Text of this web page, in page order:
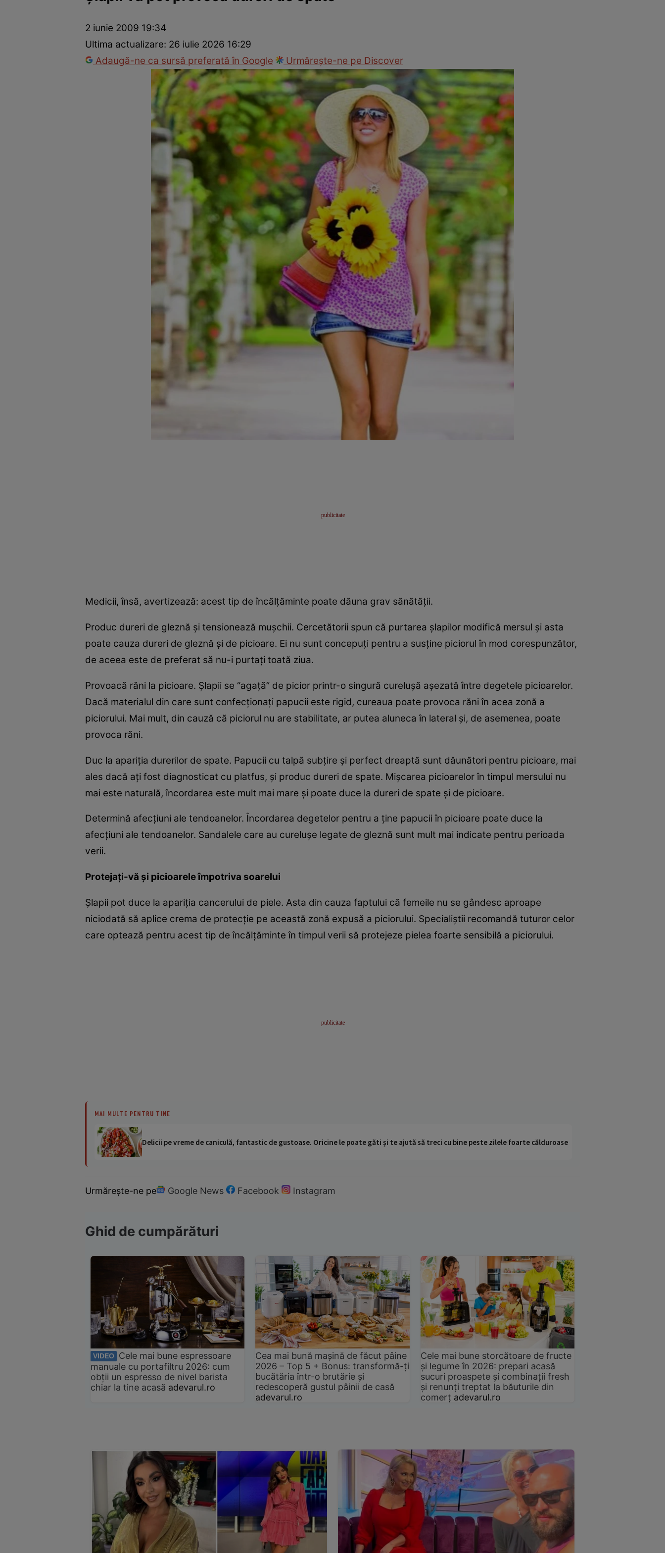
Prevenție și tratament Remedii naturisteMedicii răspund
2 iunie 2009 19:34
Ultima actualizare: 26 iulie 2026 16:29
Adaugă-ne ca sursă preferată în Google
Urmărește-ne pe Discover
Medicii, însă, avertizează: acest tip de încălţăminte poate dăuna grav sănătăţii.
Produc dureri de gleznă şi tensionează muşchii. Cercetătorii spun că purtarea şlapilor modifică mersul şi asta
poate cauza dureri de gleznă şi de picioare. Ei nu sunt concepuţi pentru a susţine piciorul în mod corespunzător,
de aceea este de preferat să nu-i purtaţi toată ziua.
Provoacă răni la picioare. Şlapii se “agaţă” de picior printr-o singură cureluşă aşezată între degetele picioarelor.
Dacă materialul din care sunt confecţionaţi papucii este rigid, cureaua poate provoca răni în acea zonă a
piciorului. Mai mult, din cauză că piciorul nu are stabilitate, ar putea aluneca în lateral şi, de asemenea, poate
provoca răni.
Duc la apariţia durerilor de spate. Papucii cu talpă subţire şi perfect dreaptă sunt dăunători pentru picioare, mai
ales dacă aţi fost diagnosticat cu platfus, şi produc dureri de spate. Mişcarea picioarelor în timpul mersului nu
mai este naturală, încordarea este mult mai mare şi poate duce la dureri de spate şi de picioare.
Determină afecţiuni ale tendoanelor. Încordarea degetelor pentru a ţine papucii în picioare poate duce la
afecţiuni ale tendoanelor. Sandalele care au cureluşe legate de gleznă sunt mult mai indicate pentru perioada
verii.
Protejaţi-vă şi picioarele împotriva soarelui
Şlapii pot duce la apariţia cancerului de piele. Asta din cauza faptului că femeile nu se gândesc aproape
niciodată să aplice crema de protecţie pe această zonă expusă a piciorului. Specialiştii recomandă tuturor celor
care optează pentru acest tip de încălţăminte în timpul verii să protejeze pielea foarte sensibilă a piciorului.
MAI MULTE PENTRU TINE
Delicii pe vreme de caniculă, fantastic de gustoase. Oricine le poate găti și te ajută să treci cu bine peste zilele foarte călduroase
Urmărește-ne pe Google News Facebook Instagram
Ghid de cumpărături
VIDEO
Cele mai bune espressoare
manuale cu portafiltru 2026: cum
obții un espresso de nivel barista
chiar la tine acasă adevarul.ro
Cea mai bună mașină de făcut pâine
2026 – Top 5 + Bonus: transformă-ți
bucătăria într-o brutărie și
redescoperă gustul pâinii de casă
adevarul.ro
Cele mai bune storcătoare de fructe
și legume în 2026: prepari acasă
sucuri proaspete și combinații fresh
și renunți treptat la băuturile din
comerț adevarul.ro